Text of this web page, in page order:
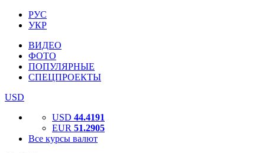
РУС
УКР
ВИДЕО
ФОТО
ПОПУЛЯРНЫЕ
СПЕЦПРОЕКТЫ
USD
USD 44.4191
EUR 51.2905
Все курсы валют